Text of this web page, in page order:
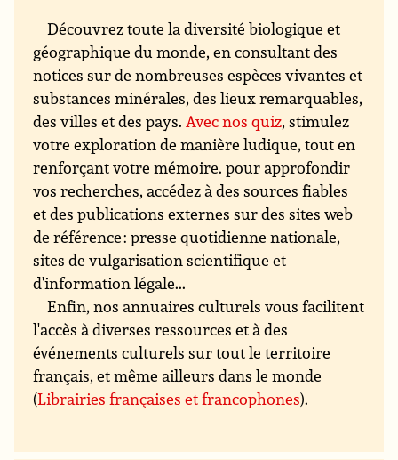
Découvrez toute la diversité biologique et
géographique du monde, en consultant des
notices sur de nombreuses espèces vivantes et
substances minérales, des lieux remarquables,
des villes et des pays. Avec nos quiz, stimulez
votre exploration de manière ludique, tout en
renforçant votre mémoire. pour approfondir
vos recherches, accédez à des sources fiables
et des publications externes sur des sites web
de référence : presse quotidienne nationale,
sites de vulgarisation scientifique et
d'information légale...
Enfin, nos annuaires culturels vous facilitent
l'accès à diverses ressources et à des
événements culturels sur tout le territoire
français, et même ailleurs dans le monde
(Librairies françaises et francophones).